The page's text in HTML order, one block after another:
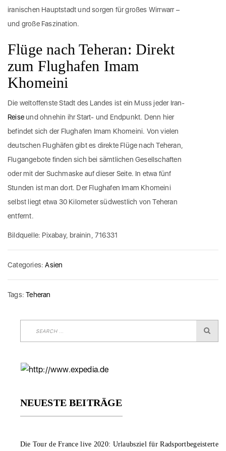
iranischen Hauptstadt und sorgen für großes Wirrwarr –
und große Faszination.
Flüge nach Teheran: Direkt
zum Flughafen Imam
Khomeini
Die weltoffenste Stadt des Landes ist ein Muss jeder Iran-
Reiseund ohnehin ihr Start- und Endpunkt. Denn hier
befindet sich der Flughafen Imam Khomeini. Von vielen
deutschen Flughäfen gibt es direkte Flüge nach Teheran,
Flugangebote finden sich bei sämtlichen Gesellschaften
oder mit der Suchmaske auf dieser Seite. In etwa fünf
Stunden ist man dort. Der Flughafen Imam Khomeini
selbst liegt etwa 30 Kilometer südwestlich von Teheran
entfernt.
Bildquelle: Pixabay, brainin, 716331
Categories:Asien
Tags:Teheran
NEUESTE BEITRÄGE
Die Tour de France live 2020: Urlaubsziel für Radsportbegeisterte